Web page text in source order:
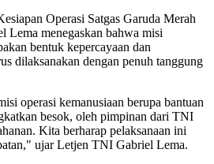
Operasi Satgas Garuda Merah
menegaskan bahwa misi
bentuk kepercayaan dan
dilaksanakan dengan penuh tanggung
operasi kemanusiaan berupa bantuan
besok, oleh pimpinan dari TNI
Kita berharap pelaksanaan ini
ujar Letjen TNI Gabriel Lema.